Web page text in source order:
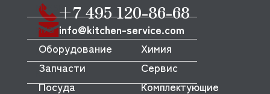
MUSSO
MVQ
NEMOX
NOPEIN
+7 495 120-86-68
info@kitchen-service.com
Оборудование
Запчасти
Посуда
Химия
Сервис
Комплектующие